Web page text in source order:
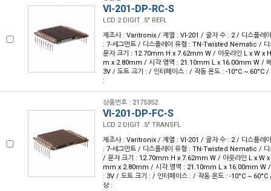
VI-201-DP-RC-S
LCD 2 DIGIT .5" REFL
제조사 : Varitronix / 계열 : VI-201 / 글자 수 : 2 / 디스플레
: 7-세그먼트 / 디스플레이 유형 : TN-Twisted Nematic / 디
문자 크기 : 12.70mm H x 7.62mm W / 아웃라인 L x W x
m x 2.80mm / 시각 영역 : 21.10mm L x 16.00mm W / 배
3V / 도트 크기 : / 인터페이스 : / 작동 온도 : -10°C ~ 60°C
:
상품번호 : 2175352
VI-201-DP-FC-S
LCD 2 DIGIT .5" TRANSFL
제조사 : Varitronix / 계열 : VI-201 / 글자 수 : 2 / 디스플레
: 7-세그먼트 / 디스플레이 유형 : TN-Twisted Nematic / 디
/ 문자 크기 : 12.70mm H x 7.62mm W / 아웃라인 L x W
mm x 2.80mm / 시각 영역 : 21.10mm L x 16.00mm W /
: 3V / 도트 크기 : / 인터페이스 : / 작동 온도 : -10°C ~
상 :